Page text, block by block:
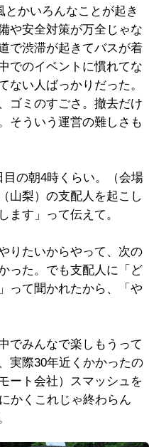
かいろんなことが起き
や安全対策が万全じゃな
で渋滞が起きてバスが着
でのイベントに慣れてな
ない人ばっかりだった。
ゴミのすごさ。撤去だけ
そういう運営の難しさも
の朝4時くらい。（会場
山梨）の支配人を起こし
ます」って伝えて。
りたいからやって、次の
った。でも支配人に「ど
って聞かれたから、「や
でみんなで楽しもうって
実際30年近くかかったの
ート会社）スマッシュを
かくこれじゃ終わらん